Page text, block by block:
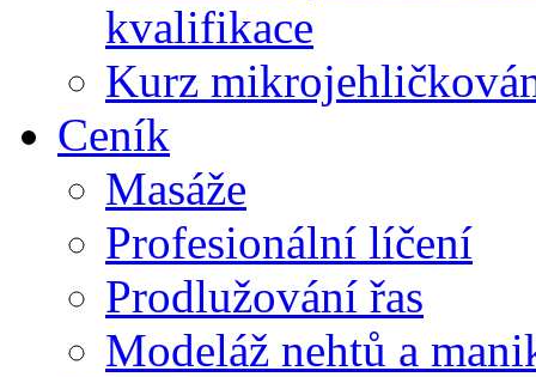
kvalifikace
Kurz
Ceník
Masáže
Profesionální líčení
Prodlužování řas
Modeláž nehtů a